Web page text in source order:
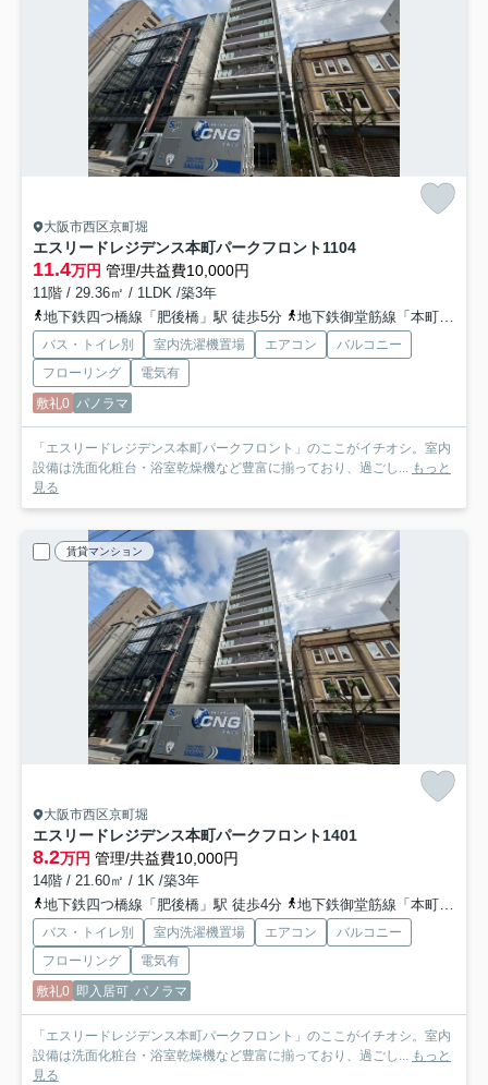
大阪市西区京町堀
エスリードレジデンス本町パークフロント1104
11.4万円 管理/共益費10,000円
11階 / 29.36㎡ / 1LDK /築3年
地下鉄四つ橋線「肥後橋」駅 徒歩5分
地下鉄御堂筋線「本町」駅 徒歩9分
バス・トイレ別 室内洗濯機置場 エアコン
バルコニー
フローリング
電気有
敷礼0 パノラマ
「エスリードレジデンス本町パークフロント」のここがイチオシ。室内
設備は洗面化粧台・浴室乾燥機など豊富に揃っており、過ごし... もっと
見る
賃貸マンション
大阪市西区京町堀
エスリードレジデンス本町パークフロント1401
8.2万円 管理/共益費10,000円
14階 / 21.60㎡ / 1K /築3年
地下鉄四つ橋線「肥後橋」駅 徒歩4分
地下鉄御堂筋線「本町」駅 徒歩5分
バス・トイレ別 室内洗濯機置場 エアコン
バルコニー
フローリング
電気有
敷礼0 即入居可 パノラマ
「エスリードレジデンス本町パークフロント」のここがイチオシ。室内
設備は洗面化粧台・浴室乾燥機など豊富に揃っており、過ごし... もっと
見る